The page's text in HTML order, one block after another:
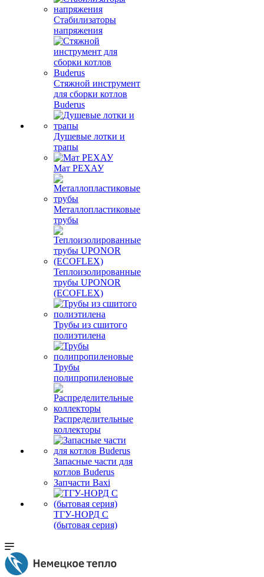
Стабилизаторы
напряжения
Стяжной инструмент
для сборки котлов
Buderus
Душевые лотки и
трапы
Мат РЕХАУ
Металлопластиковые
трубы
Теплоизолированные
трубы UPONOR
(ECOFLEX)
Трубы из сшитого
полиэтилена
Трубы
полипропиленовые
Распределительные
коллекторы
Запасные части для
котлов Buderus
Запчасти Baxi
ТГУ-НОРД С
(бытовая серия)